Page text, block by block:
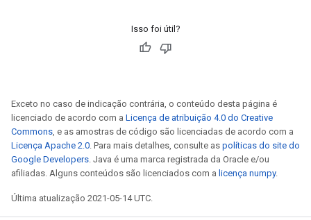
Isso foi útil?
Exceto no caso de indicação contrária, o conteúdo desta página é
licenciado de acordo com a Licença de atribuição 4.0 do Creative
Commons, e as amostras de código são licenciadas de acordo com a
Licença Apache 2.0. Para mais detalhes, consulte as políticas do site do
Google Developers. Java é uma marca registrada da Oracle e/ou
afiliadas. Alguns conteúdos são licenciados com a licença numpy.
Última atualização 2021-05-14 UTC.